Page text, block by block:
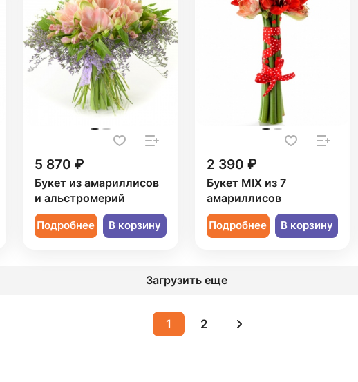
5 870 ₽
Букет из амариллисов
и альстромерий
Подробнее В корзину
2 390 ₽
Букет MIX из 7
амариллисов
Подробнее В корзину
Загрузить еще
1 2